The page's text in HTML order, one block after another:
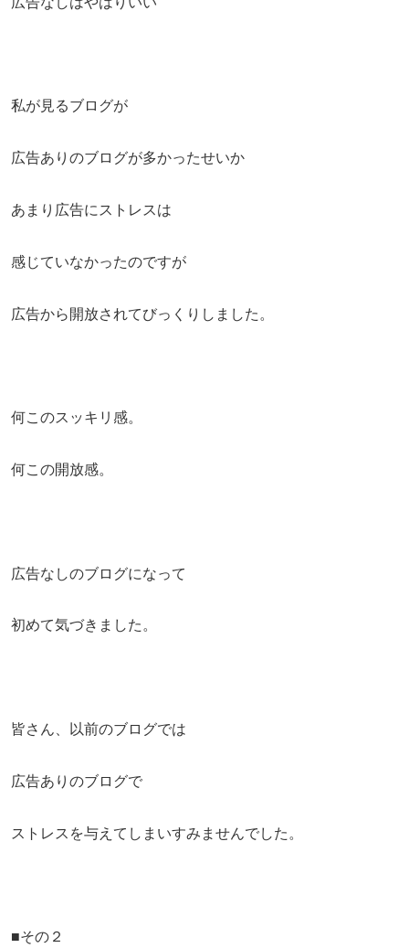
私が見るブログが
広告ありのブログが多かったせいか
あまり広告にストレスは
感じていなかったのですが
広告から開放されてびっくりしました。
何このスッキリ感。
何この開放感。
広告なしのブログになって
初めて気づきました。
皆さん、以前のブログでは
広告ありのブログで
ストレスを与えてしまいすみませんでした。
■その２